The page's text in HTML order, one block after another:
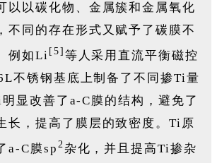
以以碳化物、金属簇和金属氧化
不同的存在形式又赋予了碳膜不
例如Li [5]等人采用直流平衡磁控
不锈钢基底上制备了不同掺Ti量
显改善了a-C膜的结构，避免了
长，提高了膜层的致密度。Ti原
a-C膜sp 2杂化，并且提高Ti掺杂